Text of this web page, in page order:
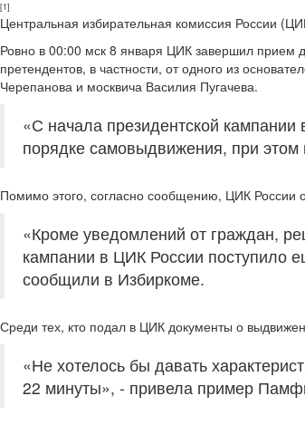
[1]
Центральная избирательная комиссия России
Ровно в 00:00 мск 8 января ЦИК завершил прием
претендентов, в частности, от одного из
Черепанова и москвича Василия Пугачева.
«С начала президентской
порядке самовыдвижения, при этом
Помимо этого, согласно сообщению, ЦИК России
«Кроме уведомлений от граждан,
кампании в ЦИК России поступило
сообщили в Избиркоме.
Среди тех, кто подал в ЦИК документы о
«Не хотелось бы давать
22 минуты», - привела пример